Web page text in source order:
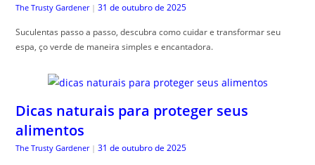
The Trusty Gardener | 31 de outubro de 2025
Suculentas passo a passo, descubra como cuidar e transformar seu
espa, ço verde de maneira simples e encantadora.
Dicas naturais para proteger seus
alimentos
The Trusty Gardener | 31 de outubro de 2025